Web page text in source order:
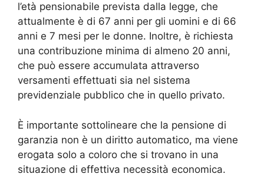
l’età pensionabile prevista dalla legge, che
attualmente è di 67 anni per gli uomini e di 66
anni e 7 mesi per le donne. Inoltre, è richiesta
una contribuzione minima di almeno 20 anni,
che può essere accumulata attraverso
versamenti effettuati sia nel sistema
previdenziale pubblico che in quello privato.
È importante sottolineare che la pensione di
garanzia non è un diritto automatico, ma viene
erogata solo a coloro che si trovano in una
situazione di effettiva necessità economica.